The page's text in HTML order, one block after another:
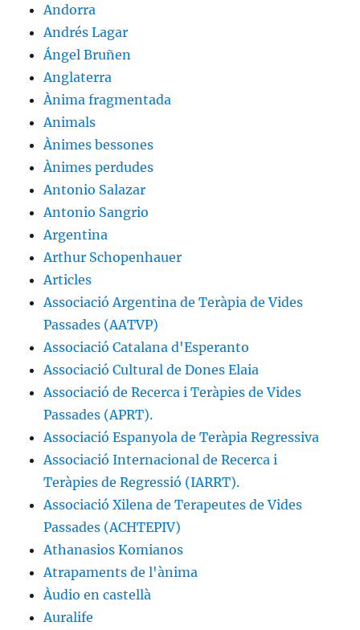
Andorra
Andrés Lagar
Ángel Bruñen
Anglaterra
Ànima fragmentada
Animals
Ànimes bessones
Ànimes perdudes
Antonio Salazar
Antonio Sangrio
Argentina
Arthur Schopenhauer
Articles
Associació Argentina de Teràpia de Vides
Passades (AATVP)
Associació Catalana d'Esperanto
Associació Cultural de Dones Elaia
Associació de Recerca i Teràpies de Vides
Passades (APRT).
Associació Espanyola de Teràpia Regressiva
Associació Internacional de Recerca i
Teràpies de Regressió (IARRT).
Associació Xilena de Terapeutes de Vides
Passades (ACHTEPIV)
Athanasios Komianos
Atrapaments de l'ànima
Àudio en castellà
Auralife